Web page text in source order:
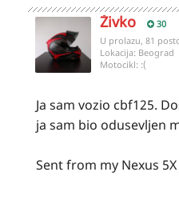
Živko 30
U prolazu, 81
Lokacija: Beograd
Motocikl: :(
Ja sam vozio cbf125.
ja sam bio odusevljen
Sent from my Nexus